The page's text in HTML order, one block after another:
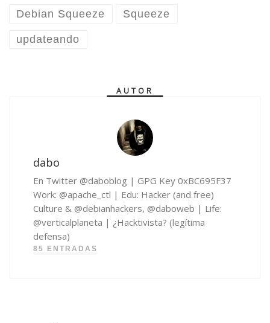
Debian Squeeze Squeeze
updateando
AUTOR
dabo
En Twitter @daboblog | GPG Key 0xBC695F37
Work: @apache_ctl | Edu: Hacker (and free)
Culture & @debianhackers, @daboweb | Life:
@verticalplaneta | ¿Hacktivista? (legítima
defensa)
85 ENTRADAS